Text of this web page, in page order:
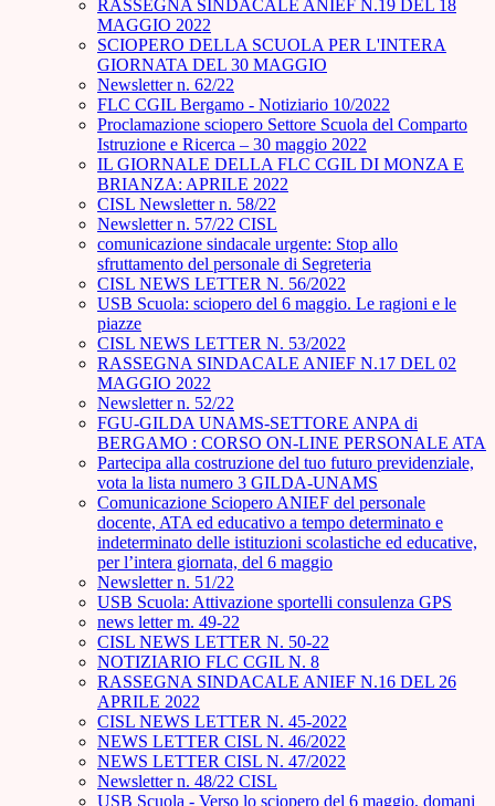
RASSEGNA SINDACALE ANIEF N.19 DEL 18
MAGGIO 2022
SCIOPERO DELLA SCUOLA PER L'INTERA
GIORNATA DEL 30 MAGGIO
Newsletter n. 62/22
FLC CGIL Bergamo - Notiziario 10/2022
Proclamazione sciopero Settore Scuola del Comparto
Istruzione e Ricerca – 30 maggio 2022
IL GIORNALE DELLA FLC CGIL DI MONZA E
BRIANZA: APRILE 2022
CISL Newsletter n. 58/22
Newsletter n. 57/22 CISL
comunicazione sindacale urgente: Stop allo
sfruttamento del personale di Segreteria
CISL NEWS LETTER N. 56/2022
USB Scuola: sciopero del 6 maggio. Le ragioni e le
piazze
CISL NEWS LETTER N. 53/2022
RASSEGNA SINDACALE ANIEF N.17 DEL 02
MAGGIO 2022
Newsletter n. 52/22
FGU-GILDA UNAMS-SETTORE ANPA di
BERGAMO : CORSO ON-LINE PERSONALE ATA
Partecipa alla costruzione del tuo futuro previdenziale,
vota la lista numero 3 GILDA-UNAMS
Comunicazione Sciopero ANIEF del personale
docente, ATA ed educativo a tempo determinato e
indeterminato delle istituzioni scolastiche ed educative,
per l’intera giornata, del 6 maggio
Newsletter n. 51/22
USB Scuola: Attivazione sportelli consulenza GPS
news letter m. 49-22
CISL NEWS LETTER N. 50-22
NOTIZIARIO FLC CGIL N. 8
RASSEGNA SINDACALE ANIEF N.16 DEL 26
APRILE 2022
CISL NEWS LETTER N. 45-2022
NEWS LETTER CISL N. 46/2022
NEWS LETTER CISL N. 47/2022
Newsletter n. 48/22 CISL
USB Scuola - Verso lo sciopero del 6 maggio, domani